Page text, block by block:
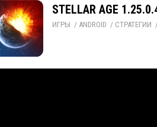
STELLAR AGE
ИГРЫ / ANDROID / СТРАТЕГИИ /